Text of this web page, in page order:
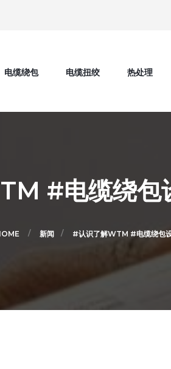
电缆绕包 电缆扭绞 热处理
#电缆绕包
新闻 #认识了解WTM #电缆绕包